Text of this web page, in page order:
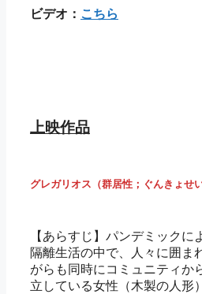
ビデオ： こちら
上映作品
グレガリオス（群居性；ぐんきょせ
【あらすじ】パンデミックに
隔離生活の中で、人々に囲ま
がらも同時にコミュニティか
立している女性（木製の人形